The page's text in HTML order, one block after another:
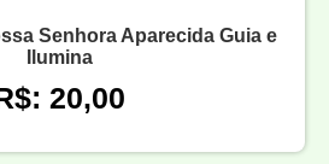
Senhora Aparecida Guia e
Ilumina
20,00